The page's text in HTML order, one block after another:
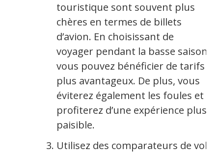
touristique sont souvent plus
chères en termes de billets
d’avion. En choisissant de
voyager pendant la basse saison,
vous pouvez bénéficier de tarifs
plus avantageux. De plus, vous
éviterez également les foules et
profiterez d’une expérience plus
paisible.
Utilisez des comparateurs de vols